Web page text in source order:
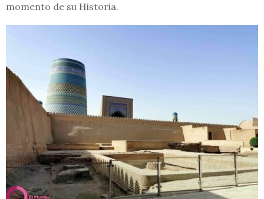
momento de su Historia.